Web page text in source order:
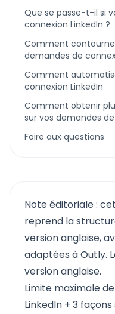
Que se passe-t-il si
connexion LinkedIn ?
Comment
demandes de
Comment
connexion LinkedIn
Comment obtenir
sur vos demandes
Foire aux questions
Note éditoriale :
reprend la
version anglaise,
adaptées à Outly.
version anglaise.
Limite maximale
LinkedIn + 3